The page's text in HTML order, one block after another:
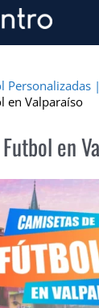
Personalizadas
en Valparaíso
en